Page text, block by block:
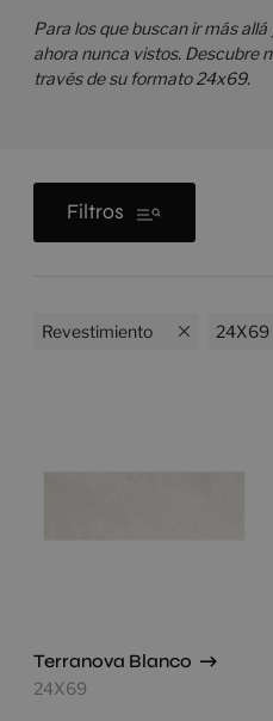
Para los que buscan ir más
ahora nunca vistos. Descubre
través de su formato 24x69.
Filtros
Revestimiento 24X69
Terranova Blanco
24X69